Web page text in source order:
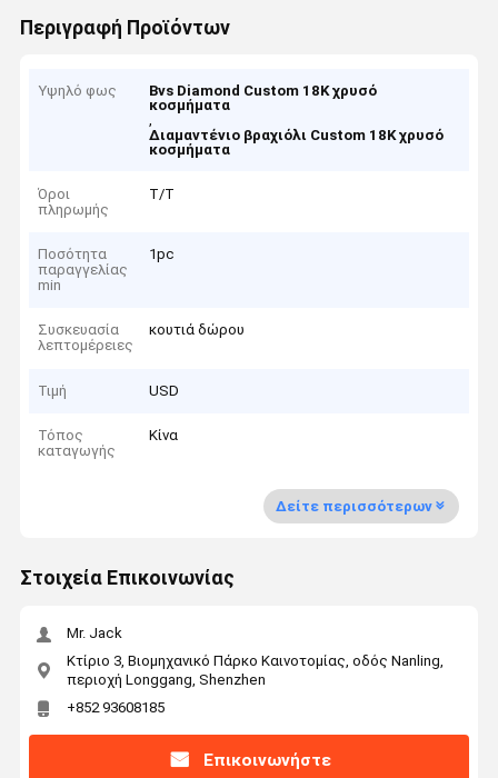
Περιγραφή Προϊόντων
Υψηλό φως
Βvs Diamond Custom 18K χρυσό
κοσμήματα
,
Διαμαντένιο βραχιόλι Custom 18K χρυσό
κοσμήματα
Όροι
πληρωμής
Τ/Τ
Ποσότητα
παραγγελίας
min
1pc
Συσκευασία
λεπτομέρειες
κουτιά δώρου
Τιμή USD
Τόπος
καταγωγής
Κίνα
Δείτε περισσότερων
Στοιχεία Επικοινωνίας
Mr. Jack
Κτίριο 3, Βιομηχανικό Πάρκο Καινοτομίας, οδός Nanling,
περιοχή Longgang, Shenzhen
+852 93608185
Επικοινωνήστε